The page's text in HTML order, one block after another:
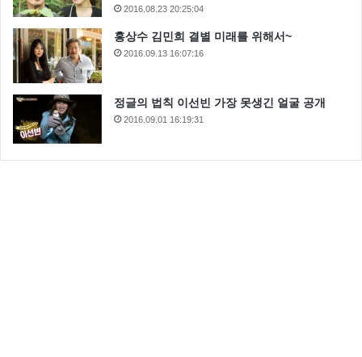
2016.08.23 20:25:04
홍상수 김민희 결별 미래를 위해서~
2016.09.13 16:07:16
정글의 법칙 이선빈 가장 못생긴 얼굴 공개
2016.09.01 16:19:31